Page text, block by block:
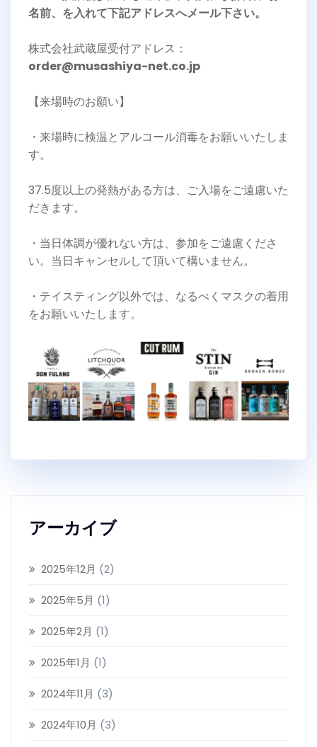
名前、を入れて下記アドレスへメール下さい。
株式会社武蔵屋受付アドレス：
order@musashiya-net.co.jp
【来場時のお願い】
・来場時に検温とアルコール消毒をお願いいたしま
す。
37.5度以上の発熱がある方は、ご入場をご遠慮いた
だきます。
・当日体調が優れない方は、参加をご遠慮くださ
い。当日キャンセルして頂いて構いません。
・テイスティング以外では、なるべくマスクの着用
をお願いいたします。
アーカイブ
2025年12月 (2)
2025年5月 (1)
2025年2月 (1)
2025年1月 (1)
2024年11月 (3)
2024年10月 (3)